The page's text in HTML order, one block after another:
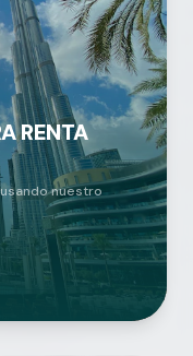
RENTA
nuestro